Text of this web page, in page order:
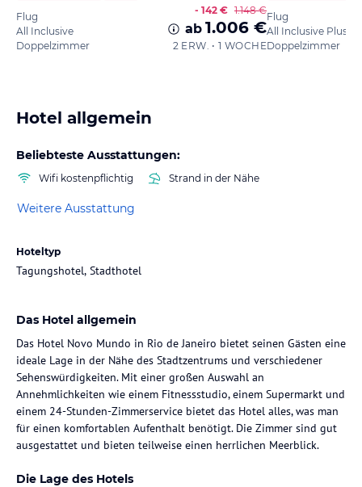
Flug
All Inclusive
Doppelzimmer
- 142 € 1.148 €
ab 1.006 €
2 ERW. • 1 WOCHE
Flug
All Inclusive Plus
Doppelzimmer
Hotel allgemein
Beliebteste Ausstattungen:
Wifi kostenpflichtig Strand in der Nähe
Weitere Ausstattung
Hoteltyp
Tagungshotel, Stadthotel
Das Hotel allgemein
Das Hotel Novo Mundo in Rio de Janeiro bietet seinen Gästen eine
ideale Lage in der Nähe des Stadtzentrums und verschiedener
Sehenswürdigkeiten. Mit einer großen Auswahl an
Annehmlichkeiten wie einem Fitnessstudio, einem Supermarkt und
einem 24-Stunden-Zimmerservice bietet das Hotel alles, was man
für einen komfortablen Aufenthalt benötigt. Die Zimmer sind gut
ausgestattet und bieten teilweise einen herrlichen Meerblick.
Die Lage des Hotels